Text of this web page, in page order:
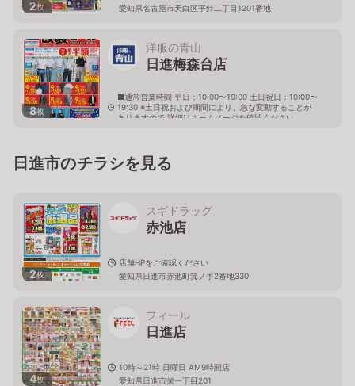
2枚 愛知県名古屋市天白区平針二丁目1201番地
8枚
洋服の青山
日進梅森台店
■通常営業時間 平日：10:00〜19:00 土日祝日：10:00〜
19:30 ※土日祝および期間により、急な変動することが
ありますので 詳細はホームページを確認ください
日進市のチラシを見る
2枚
スギドラッグ
赤池店
店舗HPをご確認ください
愛知県日進市赤池町箕ノ手2番地330
4枚
フィール
日進店
10時～21時 日曜日 AM9時開店
愛知県日進市栄一丁目201